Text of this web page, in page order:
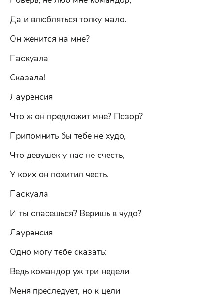
Да и влюбляться толку мало.
Он женится на мне?
Паскуала
Сказала!
Лауренсия
Что ж он предложит мне? Позор?
Припомнить бы тебе не худо,
Что девушек у нас не счесть,
У коих он похитил честь.
Паскуала
И ты спасешься? Веришь в чудо?
Лауренсия
Одно могу тебе сказать:
Ведь командор уж три недели
Меня преследует, но к цели